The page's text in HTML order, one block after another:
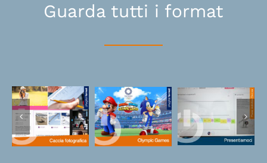
Guarda tutti i format
Caccia
fotografica
online
Olympic
Games
Power
Activities
On Live –
Team